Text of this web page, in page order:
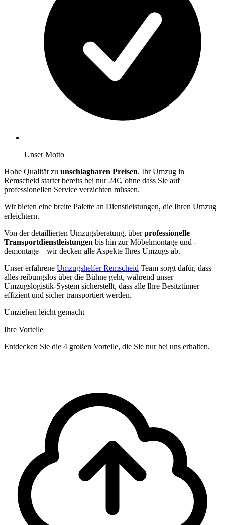
Unser Motto
Hohe Qualität zu unschlagbaren Preisen. Ihr Umzug in
Remscheid startet bereits bei nur 24€, ohne dass Sie auf
professionellen Service verzichten müssen.
Wir bieten eine breite Palette an Dienstleistungen, die Ihren Umzug
erleichtern.
Von der detaillierten Umzugsberatung, überprofessionelle
Transportdienstleistungen bis hin zur Möbelmontage und -
demontage – wir decken alle Aspekte Ihres Umzugs ab.
Unser erfahrene Umzugshelfer Remscheid Team sorgt dafür, dass
alles reibungslos über die Bühne geht, während unser
Umzugslogistik-System sicherstellt, dass alle Ihre Besitztümer
effizient und sicher transportiert werden.
Umziehen leicht gemacht
Ihre Vorteile
Entdecken Sie die 4 großen Vorteile, die Sie nur bei uns erhalten.